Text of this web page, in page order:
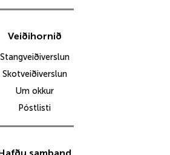
Veiðihornið
Stangveiðiverslun
Skotveiðiverslun
Um okkur
Póstlisti